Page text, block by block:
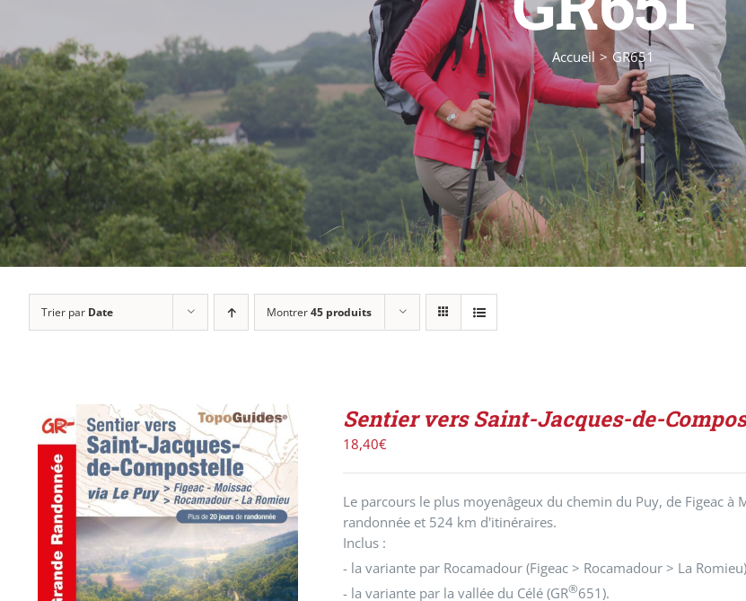
Accueil GR651
Trier par Date Montrer45 produits
Sentier vers Saint-Jacques-de-
18,40€
Le parcours le plus moyenâgeux du chemin du Puy, de Figeac
randonnée et 524 km d'itinéraires.
Inclus :
- la variante par Rocamadour (Figeac > Rocamadour > La
- la variante par la vallée du Célé (GR®651).